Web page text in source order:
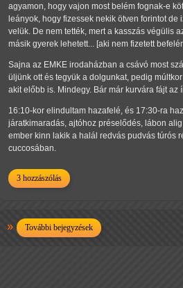
agyamon, hogy vajon most belém fognak-e
leányok, hogy fizessek nekik ötven forintot
velük. De nem tették, mert a kasszás végülis
másik gyerek lehetett... [aki nem fizetett
Sajna az EMKE irodaházban a csávó most
üljünk ott és tegyük a dolgunkat, pedig
akit előbb is. Mindegy. Bár már kurvára fájt az
16:10-kor elindultam hazafelé, és 17:30-ra
járatkimaradás, ajtóhoz préselődés, lábon
ember kinn lakik a halál redvás pudvás túrós
cuccosában.
3 hozzászólás
További bejegyzések